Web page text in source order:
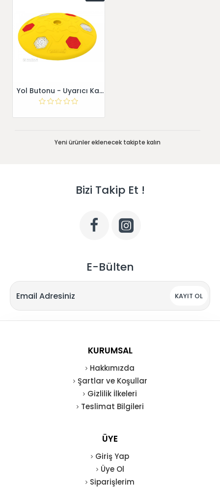
Yol Butonu - Uyarıcı Kasis Kedi Gözlü
Yeni ürünler eklenecek takipte kalın
Bizi Takip Et !
E-Bülten
KAYIT OL
KURUMSAL
Hakkımızda
Şartlar ve Koşullar
Gizlilik İlkeleri
Teslimat Bilgileri
ÜYE
Giriş Yap
Üye Ol
Siparişlerim